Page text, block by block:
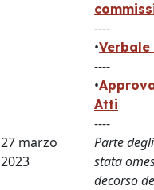
27 marzo
2023
----
•Verbale
----
•
Atti
----
Parte
stata
decorso